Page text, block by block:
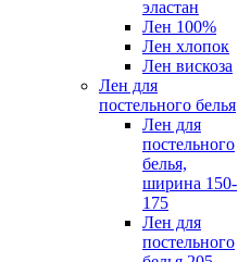
эластан
Лен 100%
Лен хлопок
Лен вискоза
Лен для
постельного белья
Лен для
постельного
белья,
ширина 150-
175
Лен для
постельного